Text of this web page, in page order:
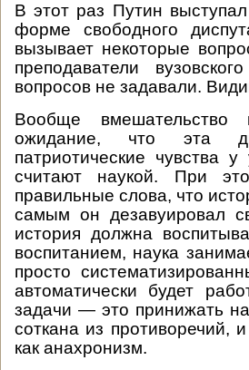
В этот раз Путин
форме свободного
вызывает некоторые
преподаватели
вопросов не задавали.
Вообще вмешательство
ожидание, что эта
патриотические чувства
считают наукой. При
правильные слова, что
самым он дезавуировал
история должна
воспитанием, наука
просто
автоматически будет
задачи — это принижать
соткана из противоречий,
как анахронизм.